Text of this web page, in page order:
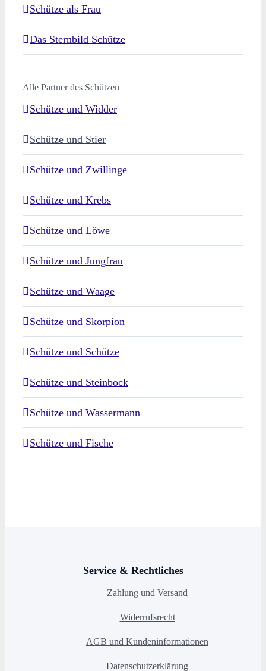
Schütze als Frau
Das Sternbild Schütze
Alle Partner des Schützen
Schütze und Widder
Schütze und Stier
Schütze und Zwillinge
Schütze und Krebs
Schütze und Löwe
Schütze und Jungfrau
Schütze und Waage
Schütze und Skorpion
Schütze und Schütze
Schütze und Steinbock
Schütze und Wassermann
Schütze und Fische
Service & Rechtliches
Zahlung und Versand
Widerrufsrecht
AGB und Kundeninformationen
Datenschutzerklärung